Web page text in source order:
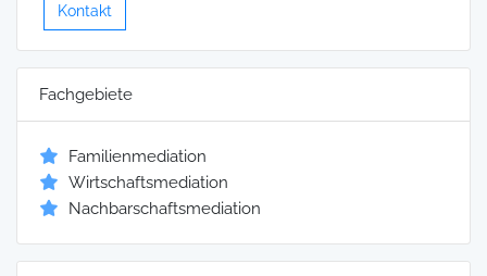
Kontakt
Fachgebiete
Familienmediation
Wirtschaftsmediation
Nachbarschaftsmediation